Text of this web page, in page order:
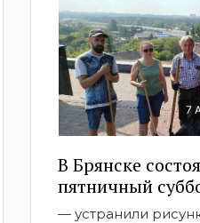
7
В Брянске
пятничный
— устранили